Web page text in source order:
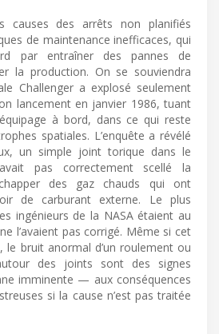
causes des arrêts non planifiés
de maintenance inefficaces, qui
par entraîner des pannes de
la production. On se souviendra
Challenger a explosé seulement
lancement en janvier 1986, tuant
à bord, dans ce qui reste
spatiales. L’enquête a révélé
un simple joint torique dans le
pas correctement scellé la
des gaz chauds qui ont
de carburant externe. Le plus
ingénieurs de la NASA étaient au
l’avaient pas corrigé. Même si cet
le bruit anormal d’un roulement ou
des joints sont des signes
imminente — aux conséquences
si la cause n’est pas traitée